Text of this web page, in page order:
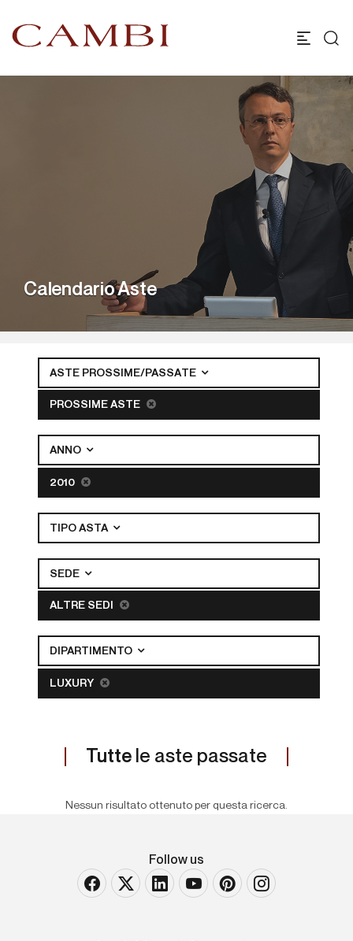
Calendario Aste
ASTE PROSSIME/PASSATE
PROSSIME ASTE
ANNO
2010
TIPO ASTA
SEDE
ALTRE SEDI
DIPARTIMENTO
LUXURY
Tutte le aste passate
Nessun risultato ottenuto per questa ricerca.
Follow us